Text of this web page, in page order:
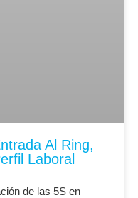
Al Ring,
Laboral
de las 5S en